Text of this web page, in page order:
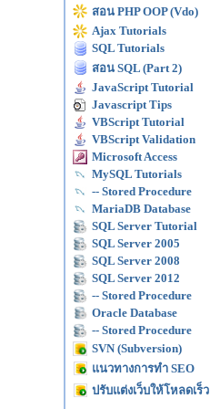
สอน PHP OOP (Vdo)
Ajax Tutorials
SQL Tutorials
สอน SQL (Part 2)
JavaScript Tutorial
Javascript Tips
VBScript Tutorial
VBScript Validation
Microsoft Access
MySQL Tutorials
-- Stored Procedure
MariaDB Database
SQL Server Tutorial
SQL Server 2005
SQL Server 2008
SQL Server 2012
-- Stored Procedure
Oracle Database
-- Stored Procedure
SVN (Subversion)
แนวทางการทำ SEO
ปรับแต่งเว็บให้โหลดเร็ว